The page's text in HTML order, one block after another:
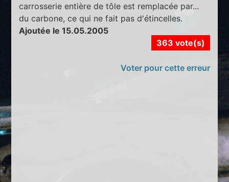
carrosserie entière de tôle est remplacée par...
du carbone, ce qui ne fait pas d'étincelles.
Ajoutée le 15.05.2005
363 vote(s)
Voter pour cette erreur